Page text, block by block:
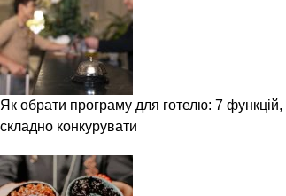
Як обрати програму для готелю: 7 функцій,
складно конкурувати